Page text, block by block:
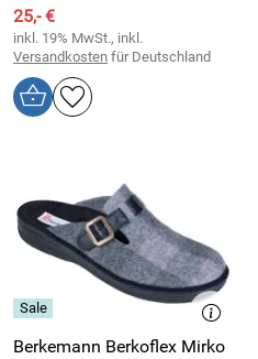
25,- €
inkl. 19% MwSt., inkl.
Versandkosten für Deutschland
Berkemann Berkoflex Mirko